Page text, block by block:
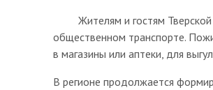
Жителям и гостям Тверской
общественном транспорте.
в магазины или аптеки, для
В регионе продолжается